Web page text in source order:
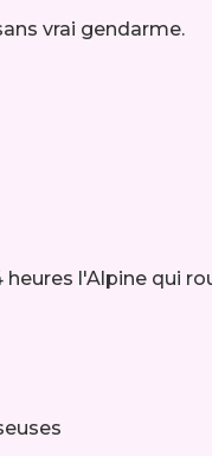
vrai gendarme.
l'Alpine qui